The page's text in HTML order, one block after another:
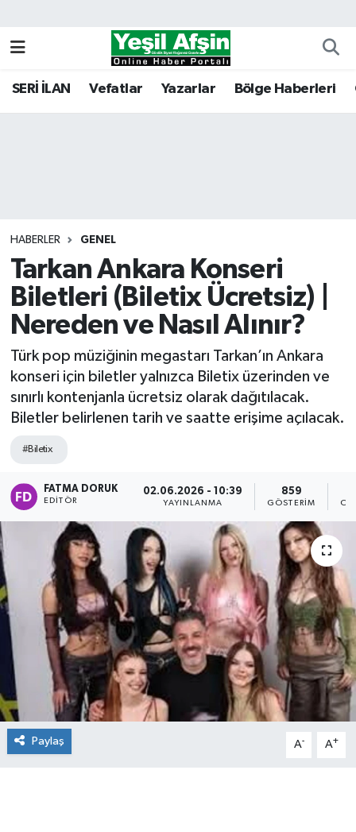
SERİ İLAN Vefatlar Yazarlar Bölge Haberleri
HABERLER GENEL
Tarkan Ankara Konseri
Biletleri (Biletix Ücretsiz) |
Nereden ve Nasıl Alınır?
Türk pop müziğinin megastarı Tarkan’ın Ankara
konseri için biletler yalnızca Biletix üzerinden ve
sınırlı kontenjanla ücretsiz olarak dağıtılacak.
Biletler belirlenen tarih ve saatte erişime açılacak.
#Biletix
FATMA DORUK
EDITÖR
02.06.2026 - 10:39
YAYINLANMA
859
GÖSTERIM
Paylaş A- A+
Kahramanmaraş Nöbetçi Eczaneler
Tüm Manşetler
Son Dakika Haberleri